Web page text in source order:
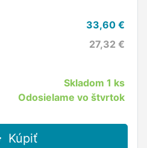
33,60 €
27,32 €
Skladom1 ks
Odosielame vo štvrtok
Kúpiť